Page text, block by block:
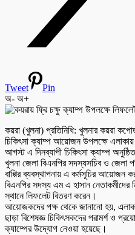
Tweet
Pin
অ- অ+
কয়রা (খুলনা) প্রতিনিধি: খুলনার কয়রা
চিকিৎসা ক্যাম্প আয়োজন উপলক্ষে
আগস্ট এ দিনব্যাপী চিকিৎসা ক্যাম্প
খুলনা জেলা বিএনপির সদস্যসচিব ও জেলা
বাপ্পির ব্যবস্থাপনায় এ কর্মসূচির আয়োজন
বিএনপির সদস্য এম এ হাসান
স্থানে লিফলেট বিতরণ করেন।
আয়োজকদের পক্ষ থেকে জানানো হয়,
ছাড়া বিশেষজ্ঞ চিকিৎসকদের পরামর্শ ও
ক্যাম্পের উদ্যোগ নেওয়া হয়েছে।